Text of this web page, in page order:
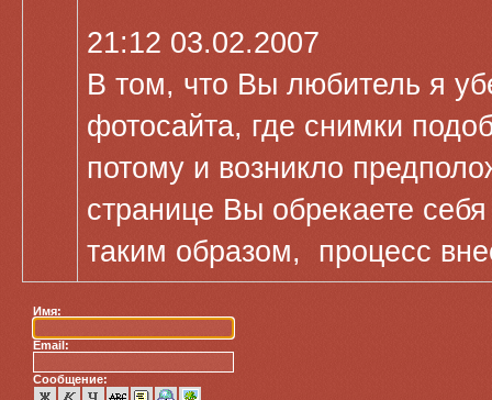
21:12 03.02.2007
В том, что Вы любитель я
фотосайта, где снимки
потому и возникло
странице Вы обрекаете
таким образом, процесс
Имя:
Email:
Сообщение: